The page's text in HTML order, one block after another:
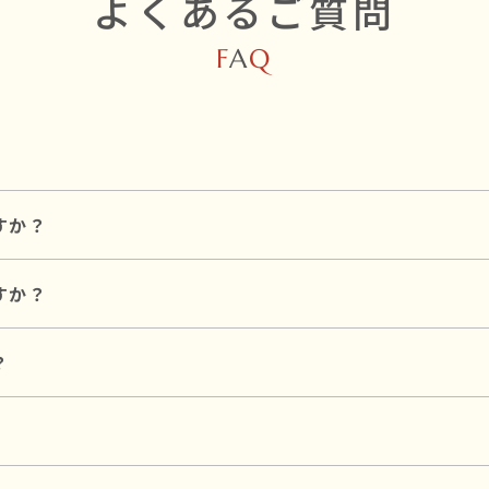
FAQ
スタイルのプラン料金とは別途必要です。
？
能ですので、お気軽にご相談ください。
？
社のご提案も可能ですので、お気軽にご相談ください。
合わせたご提案が可能です。